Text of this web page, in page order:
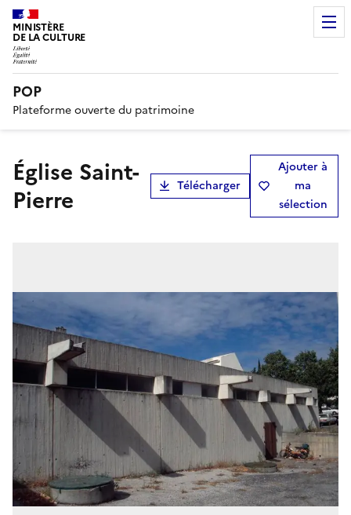
MINISTÈRE
DE LA CULTURE
POP
Plateforme ouverte du patrimoine
église Saint-
Pierre
Télécharger
Ajouter à
ma
sélection